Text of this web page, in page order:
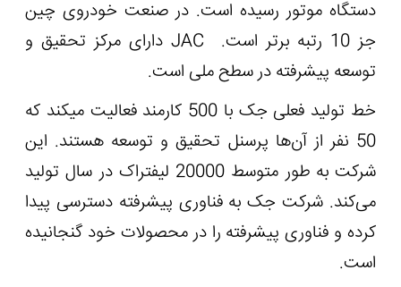
دستگاه موتور رسیده است. در صنعت خودروی چین
جز 10 رتبه برتر است.
JACدارای مرکز تحقیق و
توسعه پیشرفته در سطح ملی است.
خط تولید فعلی جک با 500 کارمند فعالیت می‏کند که
50 نفر از آن‌ها پرسنل تحقیق و توسعه هستند. این
شرکت به طور متوسط 20000 لیفتراک در سال تولید
می‌کند. شرکت جک به فناوری پیشرفته دسترسی پیدا
کرده و فناوری پیشرفته را در محصولات خود گنجانیده
است.